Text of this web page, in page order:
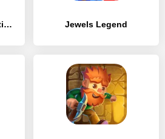
Merge Safari – Fantastic Animal Isle Jewels Legend